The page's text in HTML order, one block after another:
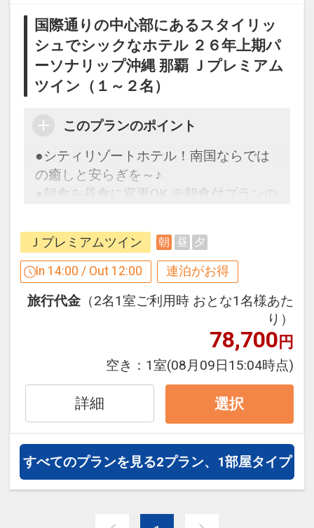
氏名・客室タイプ・食事条件・プラン同
一であることが割引適用の条件となりま
す。
●チェックイン１４：００（通常１５：
●チェックアウト１２：００（通常１
１：００）でOK
場合
※レストラン：ボナペティ、昼食内容：
バイキング、時間：１１：３０～１４：
３０
設定期間：2026年4月1日～2026年11月
30日
インターネットコース番号：DP-1-
17143523
国際通りの中心部にあるスタイリッ
シュでシックなホテル ２６年上期パ
ーソナリップ沖縄 那覇 Ｊプレミアム
ツイン（１～２名）
このプランのポイント
●シティリゾートホテル！南国ならでは
の癒しと安らぎを～♪
●朝食を昼食に変更OK ※朝食付プランの
【連泊するとお得】連泊割引がございま
す
連泊の場合、
１泊目より１泊につきおひとり様 ５００
※割引適用後のご旅行代金は、カレンダ
ーからお進みいただいた後表示される
「空室照会結果確認画面」でご確認くだ
さい。
氏名・客室タイプ・食事条件・プラン同
一であることが割引適用の条件となりま
Ｊプレミアムツイン 朝 昼 夕
In 14:00 / Out 12:00 連泊がお得
旅行代金 （2名1室ご利用時 おとな1名様あた
り）
78,700円
空き： 1室(08月09日15:04時点)
詳細 選択
すべてのプランを見る2プラン、1部屋タイプ